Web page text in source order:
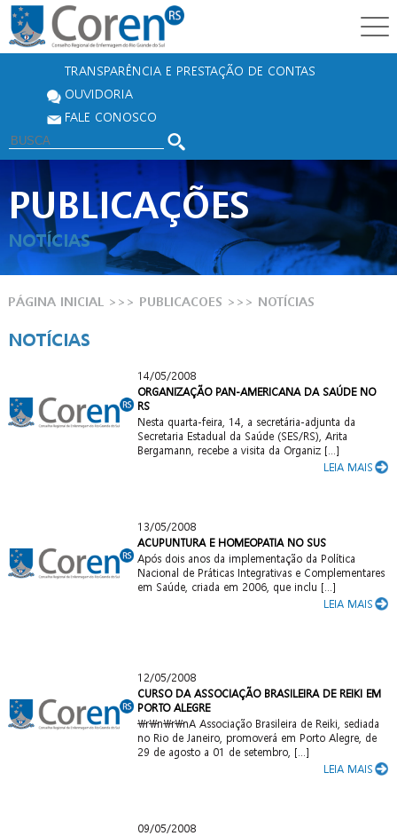
TRANSPARÊNCIA E PRESTAÇÃO DE CONTAS
OUVIDORIA
FALE CONOSCO
PUBLICAÇÕES
NOTÍCIAS
PÁGINA INICIAL >>> PUBLICACOES >>> NOTÍCIAS
NOTÍCIAS
14/05/2008
ORGANIZAÇÃO PAN-AMERICANA DA SAÚDE NO
RS
Nesta quarta-feira, 14, a secretária-adjunta da
Secretaria Estadual da Saúde (SES/RS), Arita
Bergamann, recebe a visita da Organiz [...]
LEIA MAIS
13/05/2008
ACUPUNTURA E HOMEOPATIA NO SUS
Após dois anos da implementação da Política
Nacional de Práticas Integrativas e Complementares
em Saúde, criada em 2006, que inclu [...]
LEIA MAIS
12/05/2008
CURSO DA ASSOCIAÇÃO BRASILEIRA DE REIKI EM
PORTO ALEGRE
\r\n\r\nA Associação Brasileira de Reiki, sediada
no Rio de Janeiro, promoverá em Porto Alegre, de
29 de agosto a 01 de setembro, [...]
LEIA MAIS
09/05/2008